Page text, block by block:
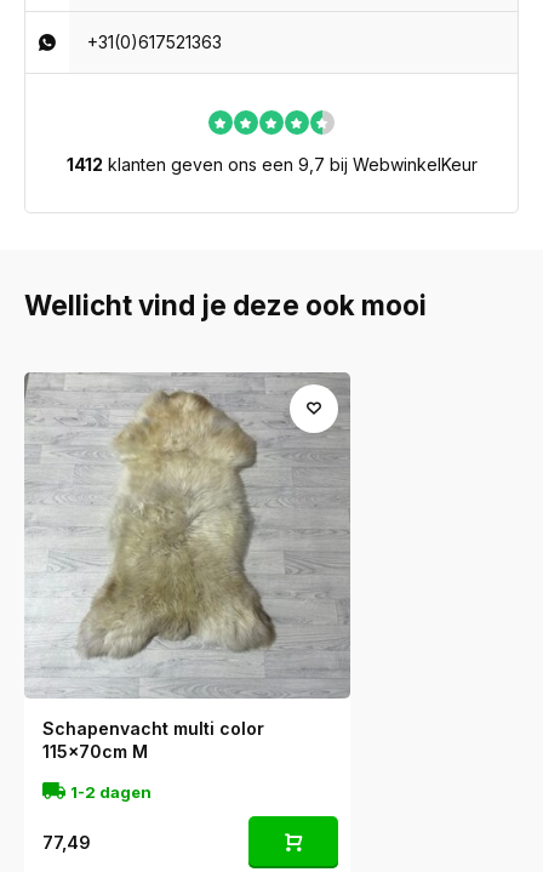
+31(0)617521363
1412 klanten geven ons een 9,7 bij WebwinkelKeur
Wellicht vind je deze ook mooi
Schapenvacht multi color
115x70cm M
1-2 dagen
77,49